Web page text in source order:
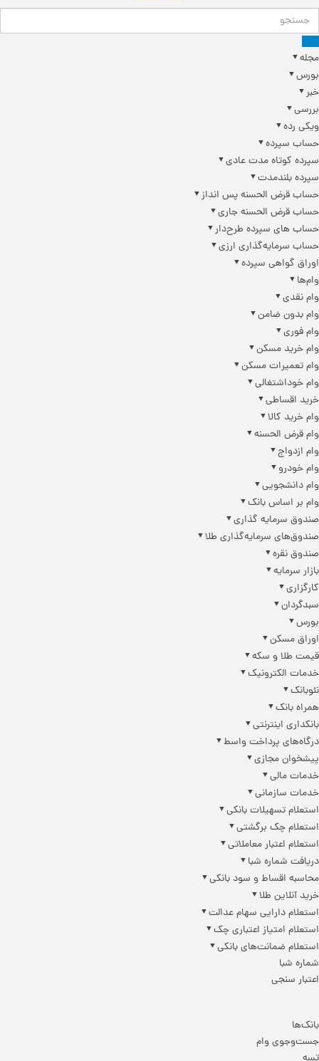
رده
سپرده
کوتاه مدت عادی
بلندمدت
قرض الحسنه پس انداز
قرض الحسنه جاری
های سپرده طرح‌دار
سرمایه‌گذاری ارزی
گواهی سپرده
نقدی
بدون ضامن
فوری
خرید مسکن
تعمیرات مسکن
خوداشتغالی
اقساطی
خرید کالا
قرض الحسنه
ازدواج
خودرو
دانشجویی
بر اساس بانک
سرمایه گذاری
سرمایه‌گذاری طلا
نقره
سرمایه
مسکن
طلا و سکه
الکترونیک
بانک
اینترنتی
پرداخت واسط
مجازی
مالی
سازمانی
تسهیلات بانکی
چک برگشتی
اعتبار معاملاتی
شماره شبا
اقساط و سود بانکی
آنلاین طلا
دارایی سهام عدالت
امتیاز اعتباری چک
ضمانت‌های بانکی
شبا
سنجی
وام